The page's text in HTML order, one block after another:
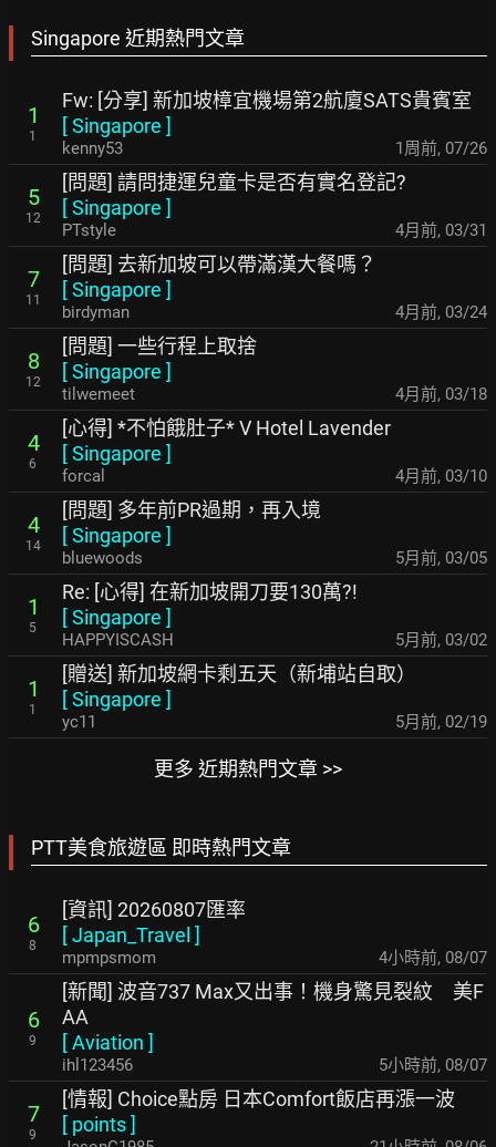
Singapore 近期熱門文章
1
1
Fw: [分享] 新加坡樟宜機場第2航廈SATS貴賓室
[Singapore ]
kenny53 1周前, 07/26
5
12
[問題] 請問捷運兒童卡是否有實名登記?
[Singapore ]
PTstyle 4月前, 03/31
7
11
[問題] 去新加坡可以帶滿漢大餐嗎？
[Singapore ]
birdyman 4月前, 03/24
8
12
[問題] 一些行程上取捨
[Singapore ]
tilwemeet 4月前, 03/18
4
6
[心得] *不怕餓肚子* V Hotel Lavender
[Singapore ]
forcal 4月前, 03/10
4
14
[問題] 多年前PR過期，再入境
[Singapore ]
bluewoods 5月前, 03/05
1
5
Re: [心得] 在新加坡開刀要130萬?!
[Singapore ]
HAPPYISCASH 5月前, 03/02
1
1
[贈送] 新加坡網卡剩五天（新埔站自取）
[Singapore ]
yc11 5月前, 02/19
更多 近期熱門文章 >>
PTT美食旅遊區 即時熱門文章
6
8
[資訊] 20260807匯率
[Japan_Travel ]
mpmpsmom 4小時前, 08/07
6
9
[新聞] 波音737 Max又出事！機身驚見裂紋 美F
AA
[Aviation ]
ihl123456 5小時前, 08/07
7
9
[情報] Choice點房 日本Comfort飯店再漲一波
[ points]